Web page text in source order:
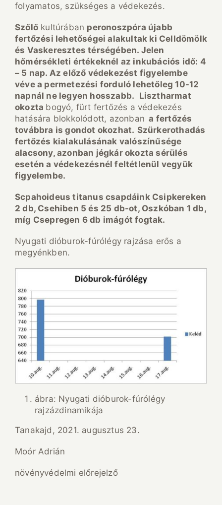
folyamatos, szükséges a védekezés.
Szőlő kultúrában peronoszpóra újabb
fertőzési lehetőségei alakultak ki Celldömölk
és Vaskeresztes térségében. Jelen
hőmérsékleti értékeknél az inkubációs idő: 4
– 5 nap. Az előző védekezést figyelembe
véve a permetezési forduló lehetőleg 10-12
napnál ne legyen hosszabb. Lisztharmat
okozta bogyó, fürt fertőzés a védekezés
hatására blokkolódott, azonban a fertőzés
továbbra is gondot okozhat. Szürkerothadás
fertőzés kialakulásának valószínűsége
alacsony, azonban jégkár okozta sérülés
esetén a védekezésnél feltétlenül vegyük
figyelembe.
Scpahoideus titanus csapdáink Csipkereken
2 db, Csehiben 5 és 25 db-ot, Oszkóban 1 db,
míg Csepregen 6 db imágót fogtak.
Nyugati dióburok-fúrólégy rajzása erős a
megyénkben.
ábra: Nyugati dióburok-fúrólégy
rajzázdinamikája
Tanakajd, 2021. augusztus 23.
Moór Adrián
növényvédelmi előrejelző